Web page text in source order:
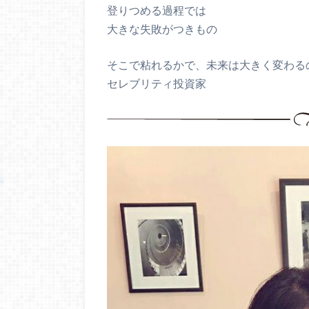
登りつめる過程では
大きな失敗がつきもの
そこで粘れるかで、未来は大きく変わる
セレブリティ投資家